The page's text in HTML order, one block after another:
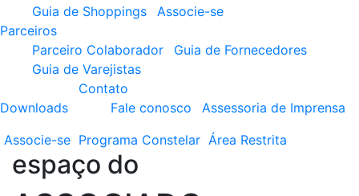
Guia de Shoppings
Associe-se
Parceiros
Parceiro Colaborador
Guia de Fornecedores
Guia de Varejistas
Downloads
Contato
Fale conosco
Assessoria de Imprensa
Associe-se Programa Constelar Área Restrita
espaço do